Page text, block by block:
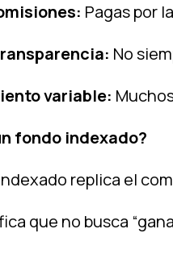
Pagas por
No
variable:
fondo indexado?
replica el
que no busca